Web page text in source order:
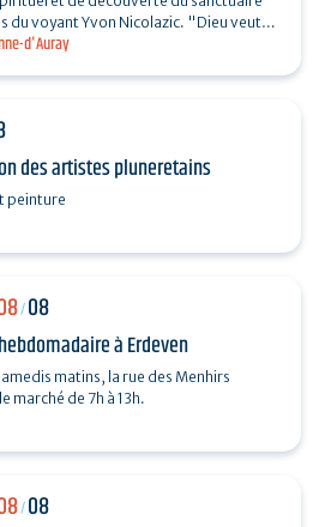
d'Auray
du voyant Yvon Nicolazic. "Dieu veut
honorée ici", telles furent les paroles
des artistes pluneretains
peinture
/08
à Erdeven
matins, la rue des Menhirs
marché de 7h à 13h.
/08